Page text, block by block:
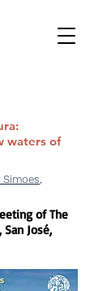
waters of
Simoes,
of The
San José,